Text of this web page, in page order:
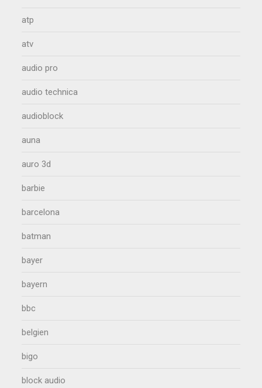
atp
atv
audio pro
audio technica
audioblock
auna
auro 3d
barbie
barcelona
batman
bayer
bayern
bbc
belgien
bigo
block audio